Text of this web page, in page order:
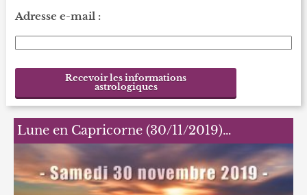
Adresse e-mail :
Recevoir les informations
astrologiques
Lune en Capricorne (30/11/2019)…